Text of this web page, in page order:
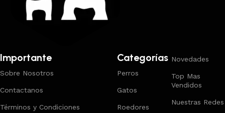
Importante
Sobre Nosotros
Contactanos
Términos y Condiciones
Categorías
Perros
Gatos
Roedores
Novedades
Top Mas
Vendidos
Nuestras Redes